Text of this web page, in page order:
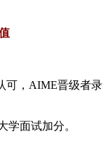
可，AIME晋级者录
学面试加分。